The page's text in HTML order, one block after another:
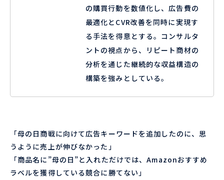
の購買行動を数値化し、広告費の
最適化とCVR改善を同時に実現す
る手法を得意とする。コンサルタ
ントの視点から、リピート商材の
分析を通じた継続的な収益構造の
構築を強みとしている。
「母の日商戦に向けて広告キーワードを追加したのに、思
うように売上が伸びなかった」
「商品名に”母の日”と入れただけでは、Amazonおすすめ
ラベルを獲得している競合に勝てない」